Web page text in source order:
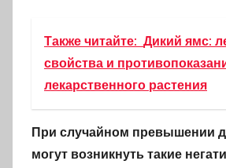
Также читайте: Дикий ямс:
свойства и
лекарственного растения
При случайном превышении
могут возникнуть такие